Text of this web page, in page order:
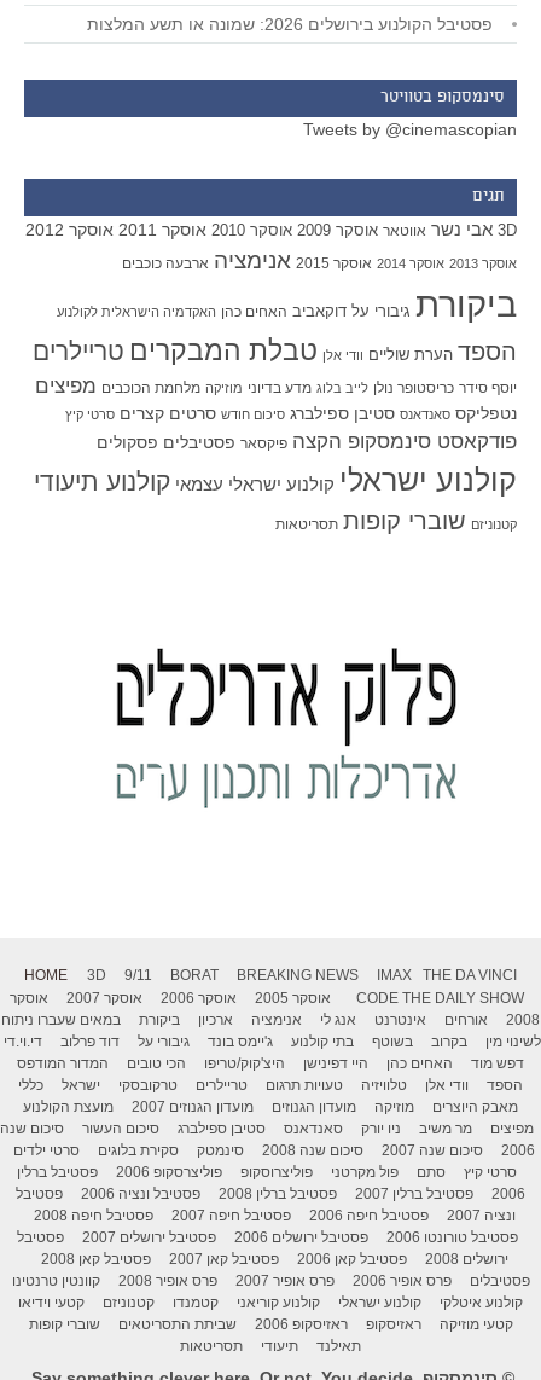
פסטיבל הקולנוע בירושלים 2026: שמונה או תשע המלצות
סינמסקופ בטוויטר
Tweets by @cinemascopian
תגים
3D אבי נשר אווטאר אוסקר 2009 אוסקר 2010 אוסקר 2011 אוסקר 2012
אוסקר 2013 אוסקר 2014 אוסקר 2015 אנימציה ארבעה כוכבים
ביקורת גיבורי על דוקאביב האחים כהן האקדמיה הישראלית לקולנוע
הספד הערת שוליים וודי אלן טבלת המבקרים טריילרים
יוסף סידר כריסטופר נולן לייב בלוג מדע בדיוני מוזיקה מלחמת הכוכבים מפיצים
נטפליקס סאנדאנס סטיבן ספילברג סיכום חודש סרטים קצרים סרטי קיץ
פודקאסט סינמסקופ הקצה פיקסאר פסטיבלים פסקולים
קולנוע ישראלי קולנוע ישראלי עצמאי קולנוע תיעודי
קטנוניזם שוברי קופות תסריטאות
HOME 3D 9/11 BORAT BREAKING NEWS IMAX
THE DA VINCI
CODE THE DAILY SHOW אוסקר 2005 אוסקר 2006 אוסקר 2007
אוסקר
2008
אורחים אינטרנט אנג לי אנימציה ארכיון ביקורת
במאים שעברו ניתוח
לשינוי מין
בקרוב בשוטף בתי קולנוע ג'יימס בונד גיבורי על דוד פרלוב
די.וי.די
דפש מוד
האחים כהן היי דפינישן היצ'קוק/טריפו הכי טובים
המדור המודפס
הספד
וודי אלן טלוויזיה טעויות תרגום טריילרים טרקובסקי ישראל
כללי
מאבק היוצרים
מוזיקה מועדון הגנוזים מועדון הגנוזים 2007
מועצת הקולנוע
מפיצים
מר משיב ניו יורק סאנדאנס סטיבן ספילברג סיכום העשור
סיכום שנה
2006
סיכום שנה 2007 סיכום שנה 2008 סינמטק סקירת בלוגים
סרטי ילדים
סרטי קיץ
סתם פול מקרטני פוליצרוסקופ פוליצרסקופ 2006
פסטיבל ברלין
2006
פסטיבל ברלין 2007 פסטיבל ברלין 2008 פסטיבל ונציה 2006
פסטיבל
ונציה 2007
פסטיבל חיפה 2006 פסטיבל חיפה 2007
פסטיבל חיפה 2008
פסטיבל טורונטו 2006
פסטיבל ירושלים 2006 פסטיבל ירושלים 2007
פסטיבל
ירושלים 2008
פסטיבל קאן 2006 פסטיבל קאן 2007
פסטיבל קאן 2008
פסטיבלים
פרס אופיר 2006 פרס אופיר 2007 פרס אופיר 2008
קוונטין טרנטינו
קולנוע איטלקי
קולנוע ישראלי קולנוע קוריאני קטמנדו קטנוניזם
קטעי וידיאו
קטעי מוזיקה
ראזיסקופ ראזיסקופ 2006 שביתת התסריטאים
שוברי קופות
תאילנד
תיעודי תסריטאות